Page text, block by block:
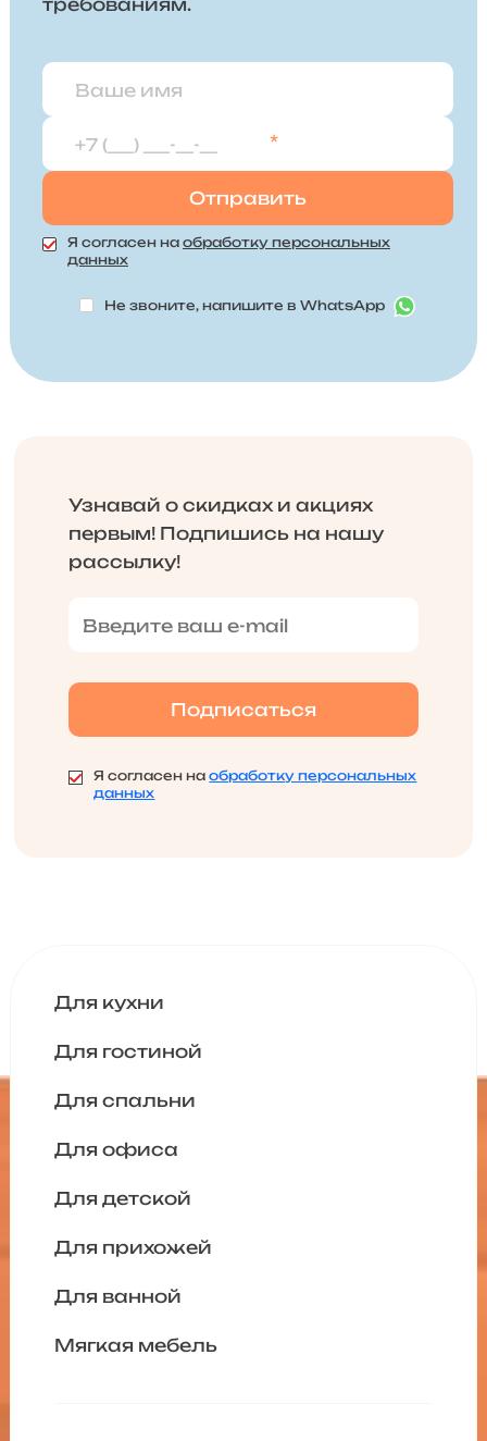
требованиям.
*
Я согласен на обработку персональных
данных
Не звоните, напишите в WhatsApp
Узнавай о скидках и акциях
первым! Подпишись на нашу
рассылку!
Я согласен наобработку персональных
данных
Для кухни
Для гостиной
Для спальни
Для офиса
Для детской
Для прихожей
Для ванной
Мягкая мебель